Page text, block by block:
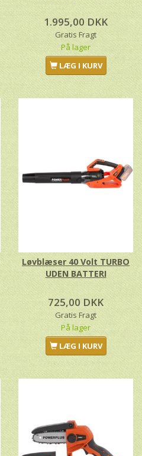
1.995,00 DKK
Gratis Fragt
På lager
LÆG I KURV
Løvblæser 40 Volt TURBO
UDEN BATTERI
725,00 DKK
Gratis Fragt
På lager
LÆG I KURV